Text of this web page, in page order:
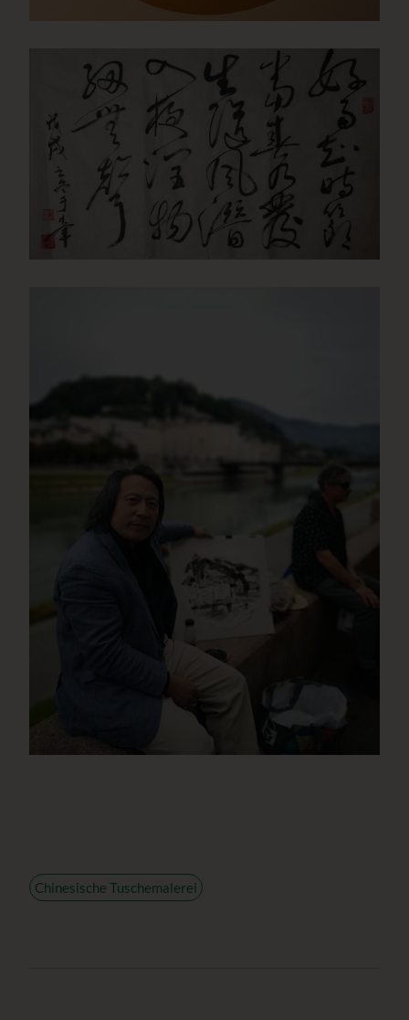
Chinesische Tuschemalerei